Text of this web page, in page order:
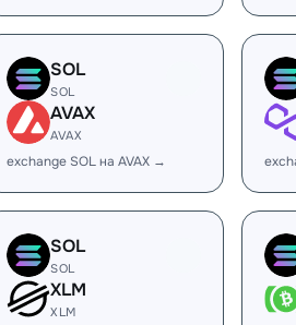
SOL
SOL
AVAX
AVAX
exchange SOL на AVAX →
SOL
SOL
XLM
XLM